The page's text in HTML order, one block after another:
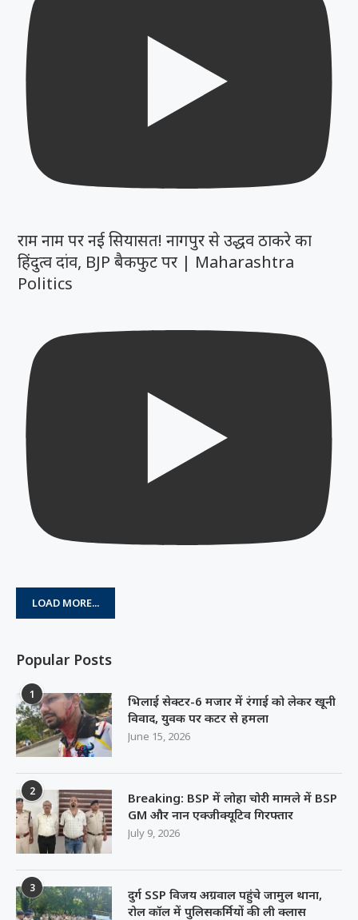
राम नाम पर नई सियासत! नागपुर से उद्धव ठाकरे का
हिंदुत्व दांव, BJP बैकफुट पर | Maharashtra
Politics
LOAD MORE...
Popular Posts
1
भिलाई सेक्टर-6 मजार में रंगाई को लेकर खूनी
विवाद, युवक पर कटर से हमला
June 15, 2026
2
Breaking: BSP में लोहा चोरी मामले में BSP
GM और नान एक्जीक्यूटिव गिरफ्तार
July 9, 2026
3
दुर्ग SSP विजय अग्रवाल पहुंचे जामुल थाना,
रोल कॉल में पुलिसकर्मियों की ली क्लास